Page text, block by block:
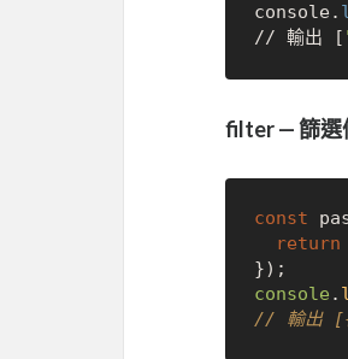
console.
// 輸出 [
filter — 篩選
const
return
console .
// 輸出